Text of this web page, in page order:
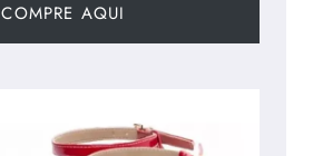
COMPRE AQUI